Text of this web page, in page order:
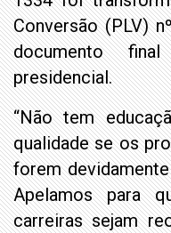
Conversão (PLV)
documento
presidencial.
“Não tem
qualidade se os
forem
Apelamos para
carreiras sejam